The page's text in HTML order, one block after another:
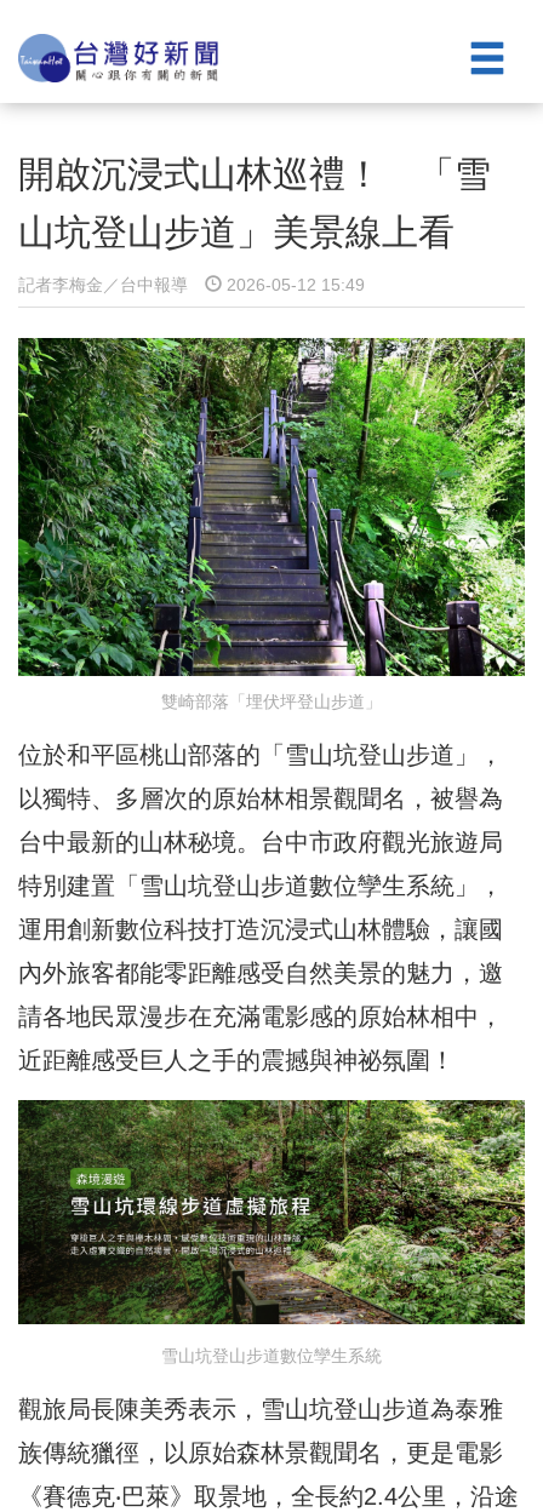
開啟沉浸式山林巡禮！ 「雪
山坑登山步道」美景線上看
記者李梅金／台中報導 2026-05-12 15:49
雙崎部落「埋伏坪登山步道」
位於和平區桃山部落的「雪山坑登山步道」，
以獨特、多層次的原始林相景觀聞名，被譽為
台中最新的山林秘境。台中市政府觀光旅遊局
特別建置「雪山坑登山步道數位孿生系統」，
運用創新數位科技打造沉浸式山林體驗，讓國
內外旅客都能零距離感受自然美景的魅力，邀
請各地民眾漫步在充滿電影感的原始林相中，
近距離感受巨人之手的震撼與神祕氛圍！
雪山坑登山步道數位孿生系統
觀旅局長陳美秀表示，雪山坑登山步道為泰雅
族傳統獵徑，以原始森林景觀聞名，更是電影
《賽德克‧巴萊》取景地，全長約2.4公里，沿途